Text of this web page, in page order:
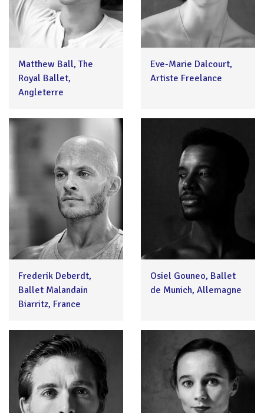
Matthew Ball, The
Royal Ballet,
Angleterre
Eve-Marie Dalcourt,
Artiste Freelance
Frederik Deberdt,
Ballet Malandain
Biarritz, France
Osiel Gouneo, Ballet
de Munich, Allemagne